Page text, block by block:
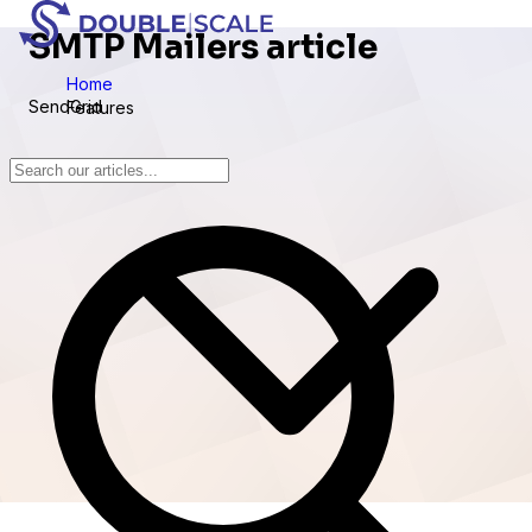
Home
Features
SMTP Mailers article
SendGrid